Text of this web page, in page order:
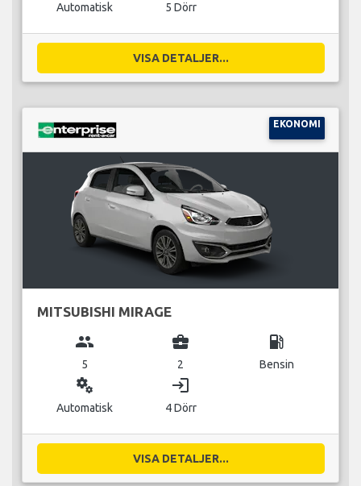
Automatisk 5 Dörr
VISA DETALJER...
EKONOMI
MITSUBISHI MIRAGE
group
5
business_center
2
local_gas_station
Bensin
miscellaneous_services
Automatisk
login
4 Dörr
VISA DETALJER...